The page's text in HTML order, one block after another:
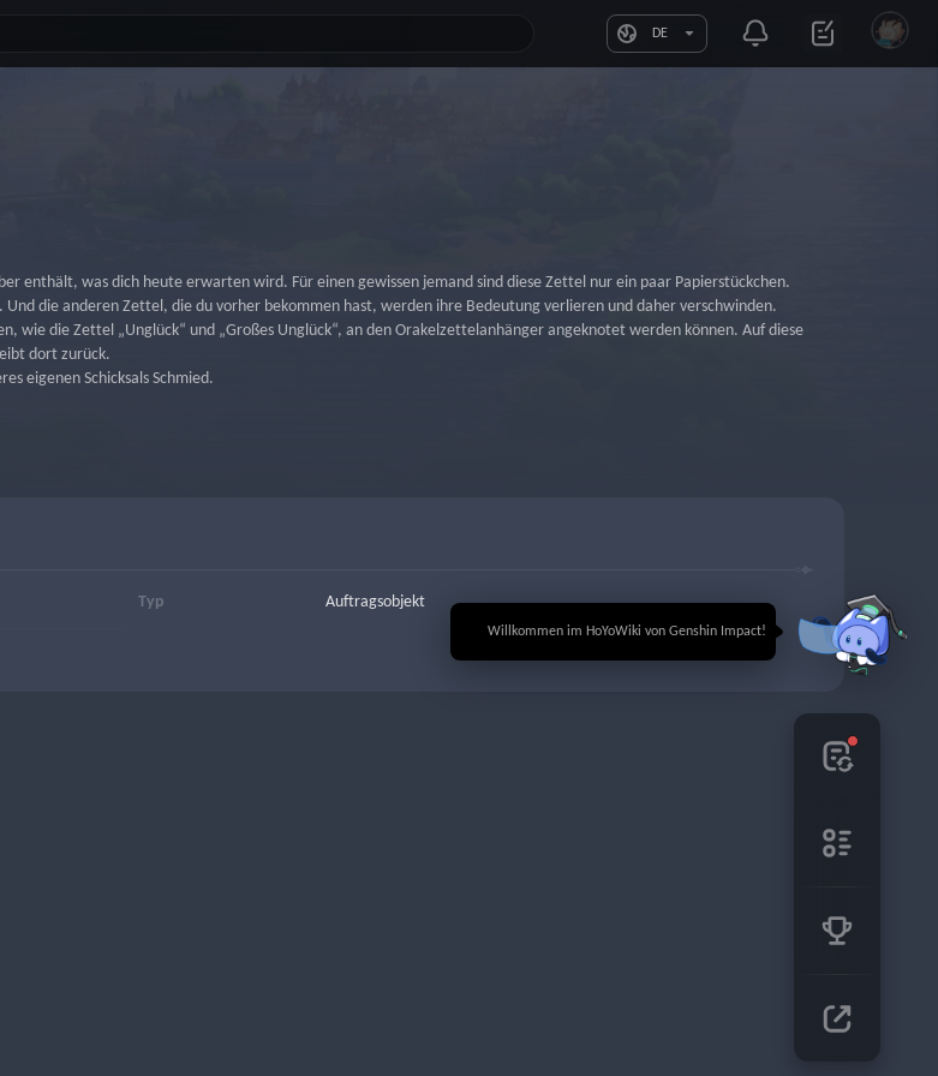
DE
🎉 Willkommen im HoYoWiki von Genshin Impact!
enthält, was dich heute erwarten wird. Für einen gewissen jemand sind diese Zettel nur ein paar Papierstückchen.
Und die anderen Zettel, die du vorher bekommen hast, werden ihre Bedeutung verlieren und daher verschwinden.
wie die Zettel „Unglück“ und „Großes Unglück“, an den Orakelzettelanhänger angeknotet werden können. Auf diese
dort zurück.
eigenen Schicksals Schmied.
Typ Auftragsobjekt